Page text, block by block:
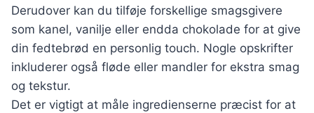
Derudover kan du tilføje forskellige smagsgivere
som kanel, vanilje eller endda chokolade for at give
din fedtebrød en personlig touch. Nogle opskrifter
inkluderer også fløde eller mandler for ekstra smag
og tekstur.
Det er vigtigt at måle ingredienserne præcist for at